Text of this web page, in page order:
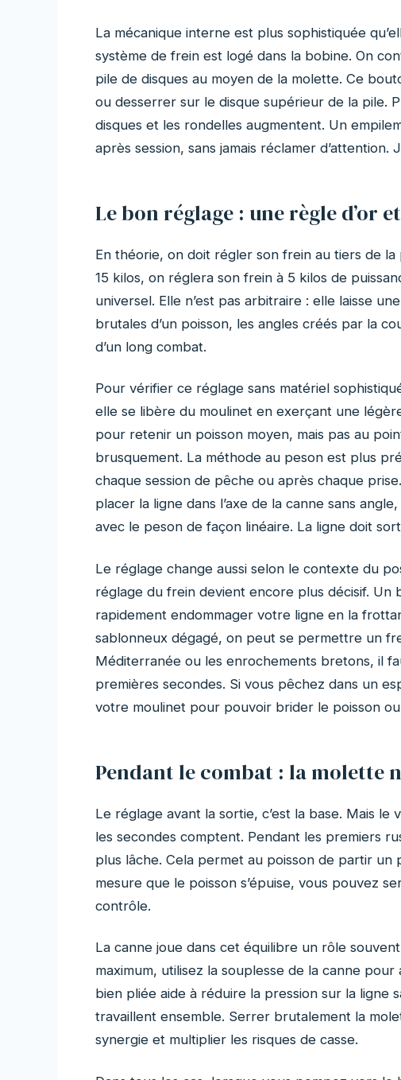
La mécanique interne est plus sophistiquée
système de frein est logé dans la bobine. On
pile de disques au moyen de la molette. Ce
ou desserrer sur le disque supérieur de la pile.
disques et les rondelles augmentent. Un
après session, sans jamais réclamer d’attention.
Le bon réglage : une règle d’or
En théorie, on doit régler son frein au tiers de
15 kilos, on réglera son frein à 5 kilos de
universel. Elle n’est pas arbitraire : elle laisse
brutales d’un poisson, les angles créés par la
d’un long combat.
Pour vérifier ce réglage sans matériel
elle se libère du moulinet en exerçant une
pour retenir un poisson moyen, mais pas au
brusquement. La méthode au peson est plus
chaque session de pêche ou après chaque
placer la ligne dans l’axe de la canne sans
avec le peson de façon linéaire. La ligne doit
Le réglage change aussi selon le contexte du
réglage du frein devient encore plus décisif. Un
rapidement endommager votre ligne en la
sablonneux dégagé, on peut se permettre un
Méditerranée ou les enrochements bretons, il
premières secondes. Si vous pêchez dans un
votre moulinet pour pouvoir brider le poisson
Pendant le combat : la molette
Le réglage avant la sortie, c’est la base. Mais le
les secondes comptent. Pendant les premiers
plus lâche. Cela permet au poisson de partir
mesure que le poisson s’épuise, vous pouvez
contrôle.
La canne joue dans cet équilibre un rôle
maximum, utilisez la souplesse de la canne
bien pliée aide à réduire la pression sur la ligne
travaillent ensemble. Serrer brutalement la
synergie et multiplier les risques de casse.